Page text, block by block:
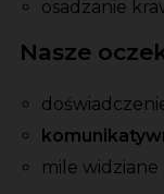
osadzanie
Nasze
mile